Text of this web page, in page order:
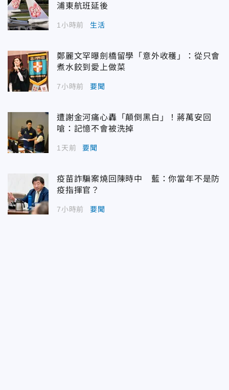
浦東航班延後
1小時前 生活
鄭麗文罕曝劍橋留學「意外收穫」：從只會
煮水餃到愛上做菜
7小時前 要聞
遭謝金河痛心轟「顛倒黑白」！蔣萬安回
嗆：記憶不會被洗掉
1天前 要聞
疫苗詐騙案燒回陳時中 藍：你當年不是防
疫指揮官？
7小時前 要聞